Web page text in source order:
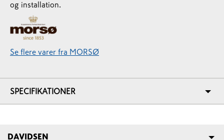
og installation.
Se flere varer fra MORSØ
SPECIFIKATIONER
DAVIDSEN